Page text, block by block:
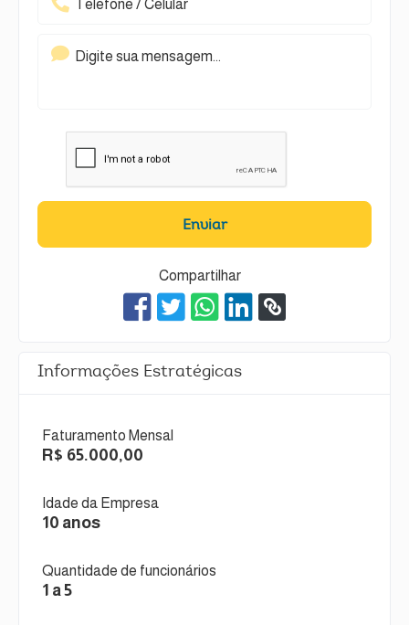
Enviar
Compartilhar
Informações Estratégicas
Faturamento Mensal
R$ 65.000,00
Idade da Empresa
10 anos
Quantidade de funcionários
1 a 5